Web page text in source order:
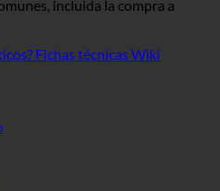
incluida la compra a
Fichas técnicas Wiki